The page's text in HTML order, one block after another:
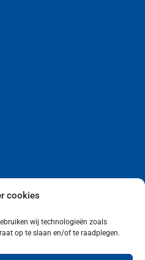
cookies
wij technologieën zoals
op te slaan en/of te raadplegen.